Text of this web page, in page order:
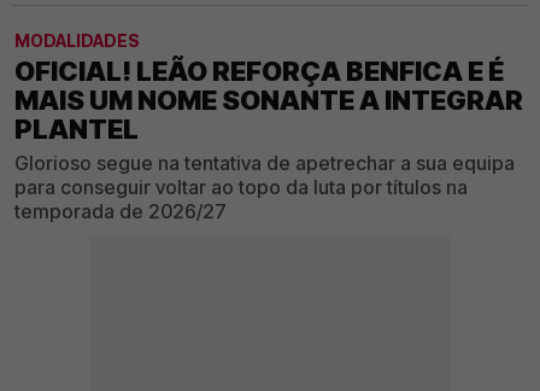
MODALIDADES
OFICIAL! LEÃO REFORÇA BENFICA E É
MAIS UM NOME SONANTE A INTEGRAR
PLANTEL
Glorioso segue na tentativa de apetrechar a sua equipa
para conseguir voltar ao topo da luta por títulos na
temporada de 2026/27